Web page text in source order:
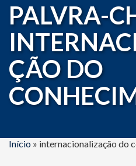
PALVRA-
ÇÃO DO
Início » internacionalização do